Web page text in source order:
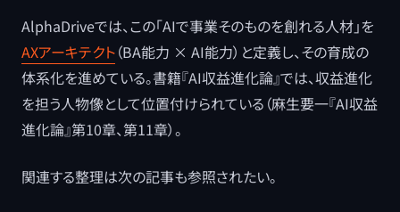
AlphaDriveでは、この「AIで事業そのものを創れる人材」を
AXアーキテクト（BA能力 × AI能力）と定義し、その育成の
体系化を進めている。書籍『AI収益進化論』では、収益進化
を担う人物像として位置付けられている（麻生要一『AI収益
進化論』第10章、第11章）。
関連する整理は次の記事も参照されたい。